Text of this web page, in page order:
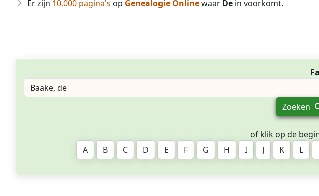
Er zijn 10.000 pagina's op Genealogie Onlinewaar De in voorkomt.
Zoeken
of klik op de
A
B C D E F G H I J K L